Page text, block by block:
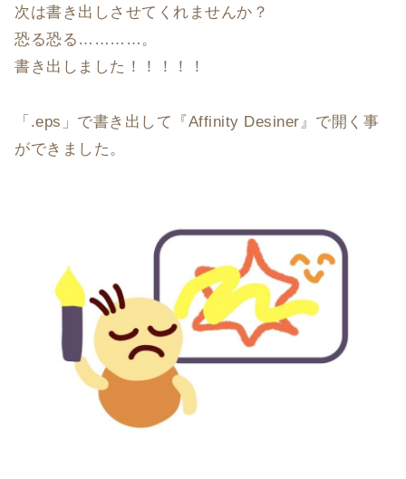
次は書き出しさせてくれませんか？
恐る恐る…………。
書き出しました！！！！！
「.eps」で書き出して『Affinity Desiner』で開く事
ができました。